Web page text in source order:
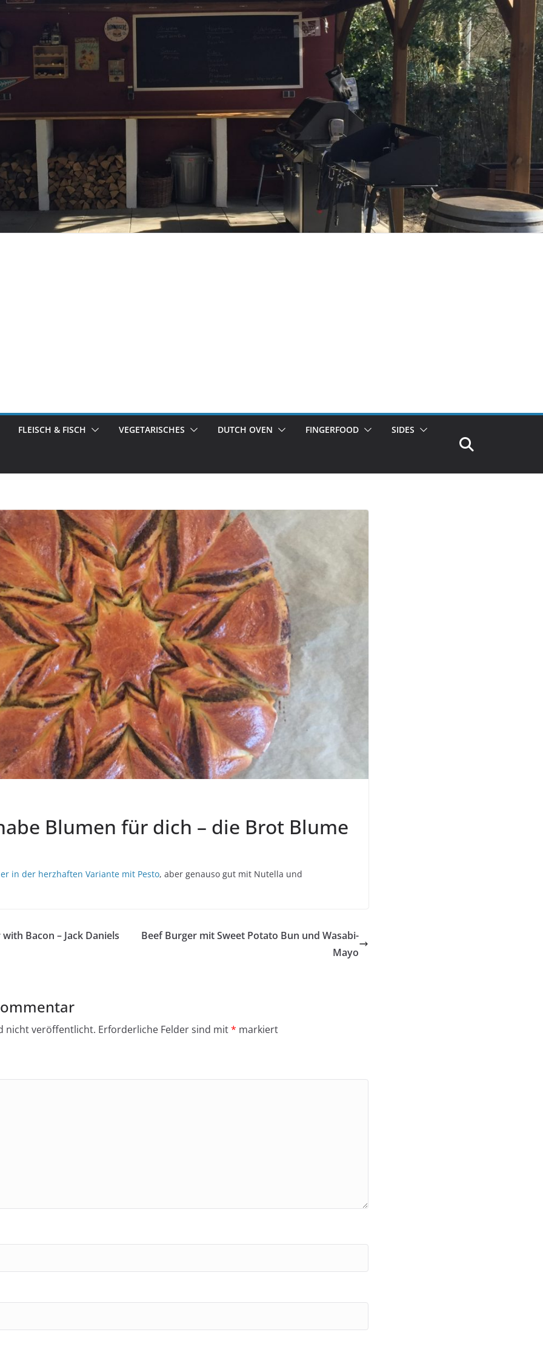
FLEISCH & FISCH VEGETARISCHES DUTCH OVEN FINGERFOOD SIDES
Blumen für dich – die Brot Blume
in der herzhaften Variante mit Pesto, aber genauso gut mit Nutella und
Bacon – Jack Daniels
Beef Burger mit Sweet Potato Bun und Wasabi-
Mayo
nicht veröffentlicht. Erforderliche Felder sind mit* markiert